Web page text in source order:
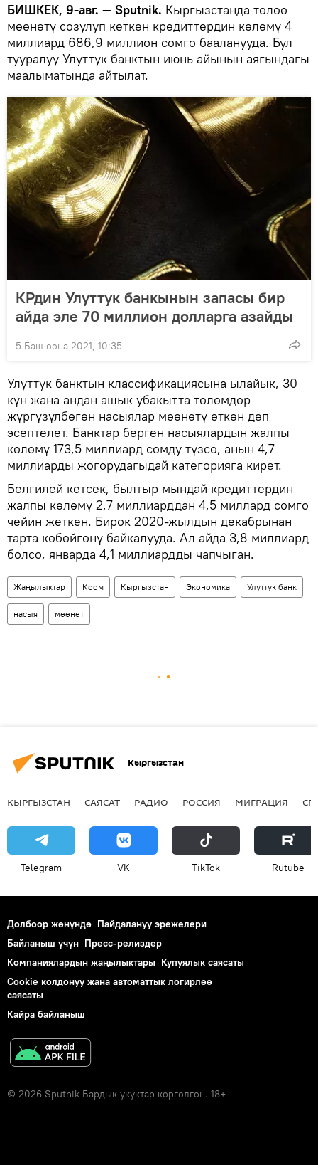
БИШКЕК, 9-авг. — Sputnik. Кыргызстанда төлөө
мөөнөтү созулуп кеткен кредиттердин көлөмү 4
миллиард 686,9 миллион сомго бааланууда. Бул
тууралуу Улуттук банктын июнь айынын аягындагы
маалыматында айтылат.
КРдин Улуттук банкынын запасы бир
айда эле 70 миллион долларга азайды
5 Баш оона 2021, 10:35
Улуттук банктын классификациясына ылайык, 30
күн жана андан ашык убакытта төлөмдөр
жүргүзүлбөгөн насыялар мөөнөтү өткөн деп
эсептелет. Банктар берген насыялардын жалпы
көлөмү 173,5 миллиард сомду түзсө, анын 4,7
миллиарды жогорудагыдай категорияга кирет.
Белгилей кетсек, былтыр мындай кредиттердин
жалпы көлөмү 2,7 миллиарддан 4,5 миллард сомго
чейин жеткен. Бирок 2020-жылдын декабрынан
тарта көбөйгөнү байкалууда. Ал айда 3,8 миллиард
болсо, январда 4,1 миллиардды чапчыган.
Жаңылыктар Коом Кыргызстан Экономика Улуттук банк
насыя мөөнөт
Кыргызстан
КЫРГЫЗСТАН САЯСАТ РАДИО РОССИЯ МИГРАЦИЯ
Telegram VK ТikТоk Rutube
Долбоор жөнүндө Пайдалануу эрежелери
Байланыш үчүн Пресс-релиздер
Компаниялардын жаңылыктары Купуялык саясаты
Cookie колдонуу жана автоматтык логирлөө
саясаты
Кайра байланыш
© 2026 Sputnik Бардык укуктар корголгон. 18+